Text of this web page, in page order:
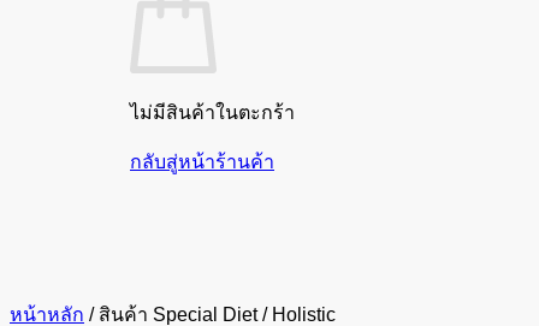
ไม่มีสินค้าในตะกร้า
กลับสู่หน้าร้านค้า
หน้าหลัก /สินค้า Special Diet/Holistic